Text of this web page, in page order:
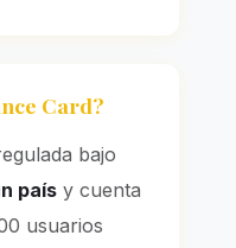
Card?
bajo
país y cuenta
usuarios